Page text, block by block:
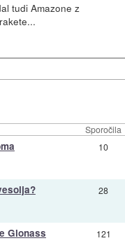
tudi Amazone z
Sporočila
10
28
Glonass 121